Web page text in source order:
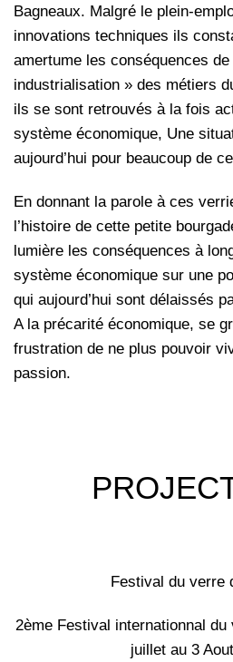
Bagneaux. Malgré le plein-
innovations techniques ils
amertume les conséquences
industrialisation » des métiers
ils se sont retrouvés à la fois
système économique, Une
aujourd’hui pour beaucoup de
En donnant la parole à ces
l’histoire de cette petite
lumière les conséquences à
système économique sur une
qui aujourd’hui sont délaissés
A la précarité économique, se
frustration de ne plus pouvoir
passion.
Festival du verre
2ème Festival internationnal
juillet au 3